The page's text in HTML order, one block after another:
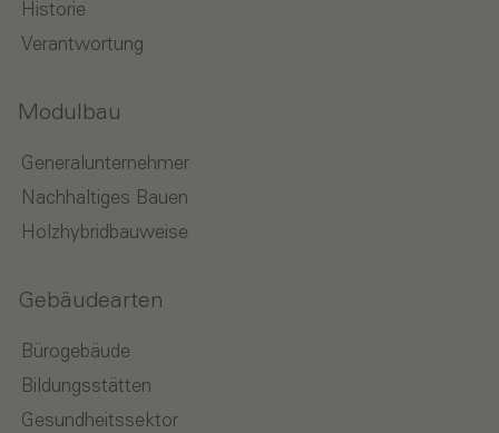
Historie
Verantwortung
Modulbau
Generalunternehmer
Nachhaltiges Bauen
Holzhybridbauweise
Gebäudearten
Bürogebäude
Bildungsstätten
Gesundheitssektor